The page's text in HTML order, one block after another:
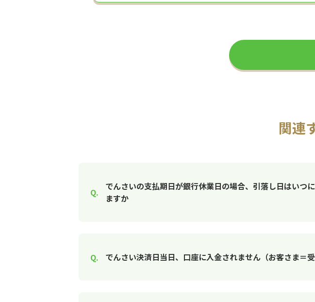
関連
でんさいの支払期日が銀行休業日の場合、引落し日はいつ
ますか
でんさい決済日当日、口座に入金されません（お客さま＝受